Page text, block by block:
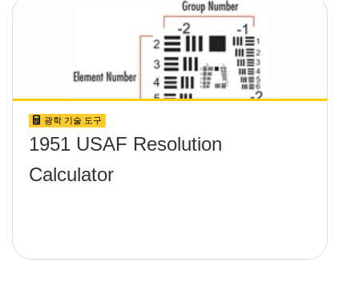
광학 기술 도구
1951 USAF Resolution
Calculator